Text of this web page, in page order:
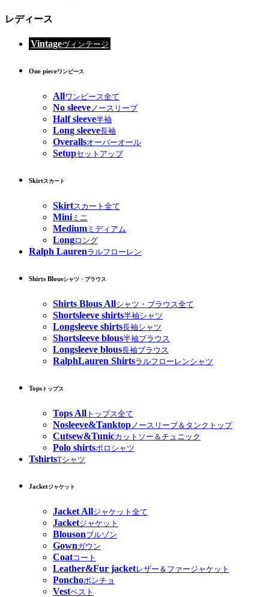
レディース
Vintageヴィンテージ
One pieceワンピース
Allワンピース全て
No sleeveノースリーブ
Half sleeve半袖
Long sleeve長袖
Overallsオーバーオール
Setupセットアップ
Skirtスカート
Skirtスカート全て
Miniミニ
Medium ミディアム
Longロング
Ralph Laurenラルフローレン
Shirts Blousシャツ・ブラウス
Shirts Blous Allシャツ・ブラウス全て
Shortsleeve shirts半袖シャツ
Longsleeve shirts長袖シャツ
Shortsleeve blous半袖ブラウス
Longsleeve blous長袖ブラウス
RalphLauren Shirtsラルフローレンシャツ
Tops トップス
Tops All トップス全て
Nosleeve&Tanktop ノースリーブ＆タンクトップ
Cutsew&Tunicカットソー＆チュニック
Polo shirtsポロシャツ
TshirtsTシャツ
Jacketジャケット
Jacket Allジャケット全て
Jacketジャケット
Blousonブルゾン
Gownガウン
Coatコート
Leather&Fur jacketレザー＆ファージャケット
Ponchoポンチョ
Vestベスト